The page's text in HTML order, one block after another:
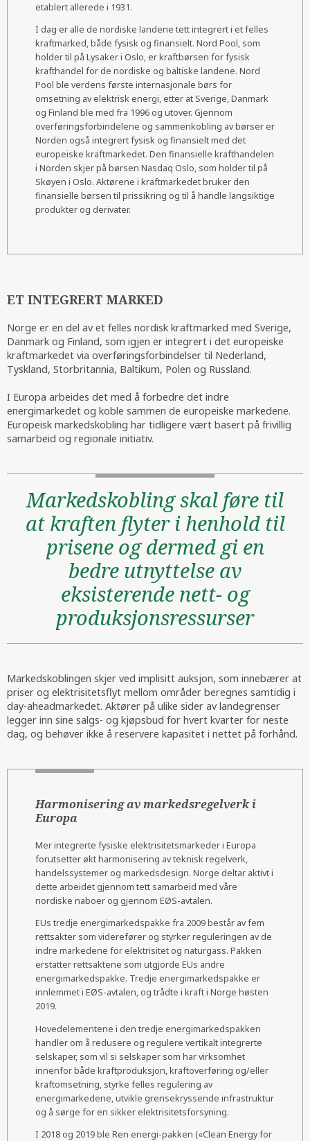
etablert allerede i 1931.
I dag er alle de nordiske landene tett integrert i et felles
kraftmarked, både fysisk og finansielt. Nord Pool, som
holder til på Lysaker i Oslo, er kraftbørsen for fysisk
krafthandel for de nordiske og baltiske landene. Nord
Pool ble verdens første internasjonale børs for
omsetning av elektrisk energi, etter at Sverige, Danmark
og Finland ble med fra 1996 og utover. Gjennom
overføringsforbindelene og sammenkobling av børser er
Norden også integrert fysisk og finansielt med det
europeiske kraftmarkedet. Den finansielle krafthandelen
i Norden skjer på børsen Nasdaq Oslo, som holder til på
Skøyen i Oslo. Aktørene i kraftmarkedet bruker den
finansielle børsen til prissikring og til å handle langsiktige
produkter og derivater.
ET INTEGRERT MARKED
Norge er en del av et felles nordisk kraftmarked med Sverige,
Danmark og Finland, som igjen er integrert i det europeiske
kraftmarkedet via overføringsforbindelser til Nederland,
Tyskland, Storbritannia, Baltikum, Polen og Russland.
I Europa arbeides det med å forbedre det indre
energimarkedet og koble sammen de europeiske markedene.
Europeisk markedskobling har tidligere vært basert på frivillig
samarbeid og regionale initiativ.
Markedskobling skal føre til
at kraften flyter i henhold til
prisene og dermed gi en
bedre utnyttelse av
eksisterende nett- og
produksjonsressurser
Markedskoblingen skjer ved implisitt auksjon, som innebærer at
priser og elektrisitetsflyt mellom områder beregnes samtidig i
day-aheadmarkedet. Aktører på ulike sider av landegrenser
legger inn sine salgs- og kjøpsbud for hvert kvarter for neste
dag, og behøver ikke å reservere kapasitet i nettet på forhånd.
Harmonisering av markedsregelverk i
Europa
Mer integrerte fysiske elektrisitetsmarkeder i Europa
forutsetter økt harmonisering av teknisk regelverk,
handelssystemer og markedsdesign. Norge deltar aktivt i
dette arbeidet gjennom tett samarbeid med våre
nordiske naboer og gjennom EØS-avtalen.
EUs tredje energimarkedspakke fra 2009 består av fem
rettsakter som viderefører og styrker reguleringen av de
indre markedene for elektrisitet og naturgass. Pakken
erstatter rettsaktene som utgjorde EUs andre
energimarkedspakke. Tredje energimarkedspakke er
innlemmet i EØS-avtalen, og trådte i kraft i Norge høsten
2019.
Hovedelementene i den tredje energimarkedspakken
handler om å redusere og regulere vertikalt integrerte
selskaper, som vil si selskaper som har virksomhet
innenfor både kraftproduksjon, kraftoverføring og/eller
kraftomsetning, styrke felles regulering av
energimarkedene, utvikle grensekryssende infrastruktur
og å sørge for en sikker elektrisitetsforsyning.
I 2018 og 2019 ble Ren energi-pakken («Clean Energy for